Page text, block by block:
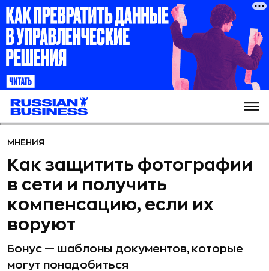
МНЕНИЯ
Как защитить фотографии
в сети и получить
компенсацию, если их
воруют
Бонус — шаблоны документов, которые
могут понадобиться